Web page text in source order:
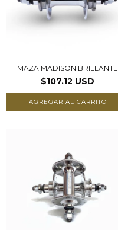
MAZA MADISON BRILLANTE
$107.12 USD
AGREGAR AL CARRITO